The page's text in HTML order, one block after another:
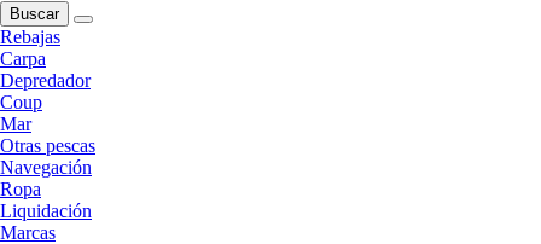
Buscar
Rebajas
Carpa
Depredador
Coup
Mar
Otras pescas
Navegación
Ropa
Liquidación
Marcas